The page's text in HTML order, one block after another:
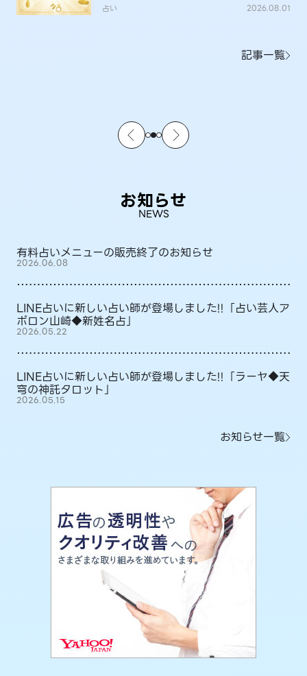
占い 2026.08.01
記事一覧
お知らせ
NEWS
有料占いメニューの販売終了のお知らせ
2026.06.08
LINE占いに新しい占い師が登場しました!!「占い芸人ア
ポロン山崎◆新姓名占」
2026.05.22
LINE占いに新しい占い師が登場しました!!「ラーヤ◆天
穹の神託タロット」
2026.05.15
お知らせ一覧